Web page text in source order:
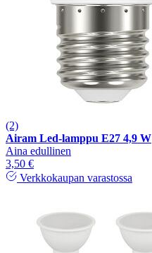
(2)
Airam Led-lamppu E27 4,9 W
Aina edullinen
3,50 €
Verkkokaupan varastossa